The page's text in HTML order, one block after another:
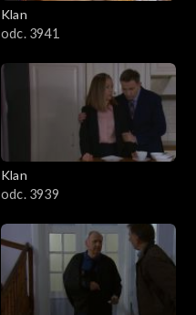
Klan
odc. 3941
Klan
odc. 3939